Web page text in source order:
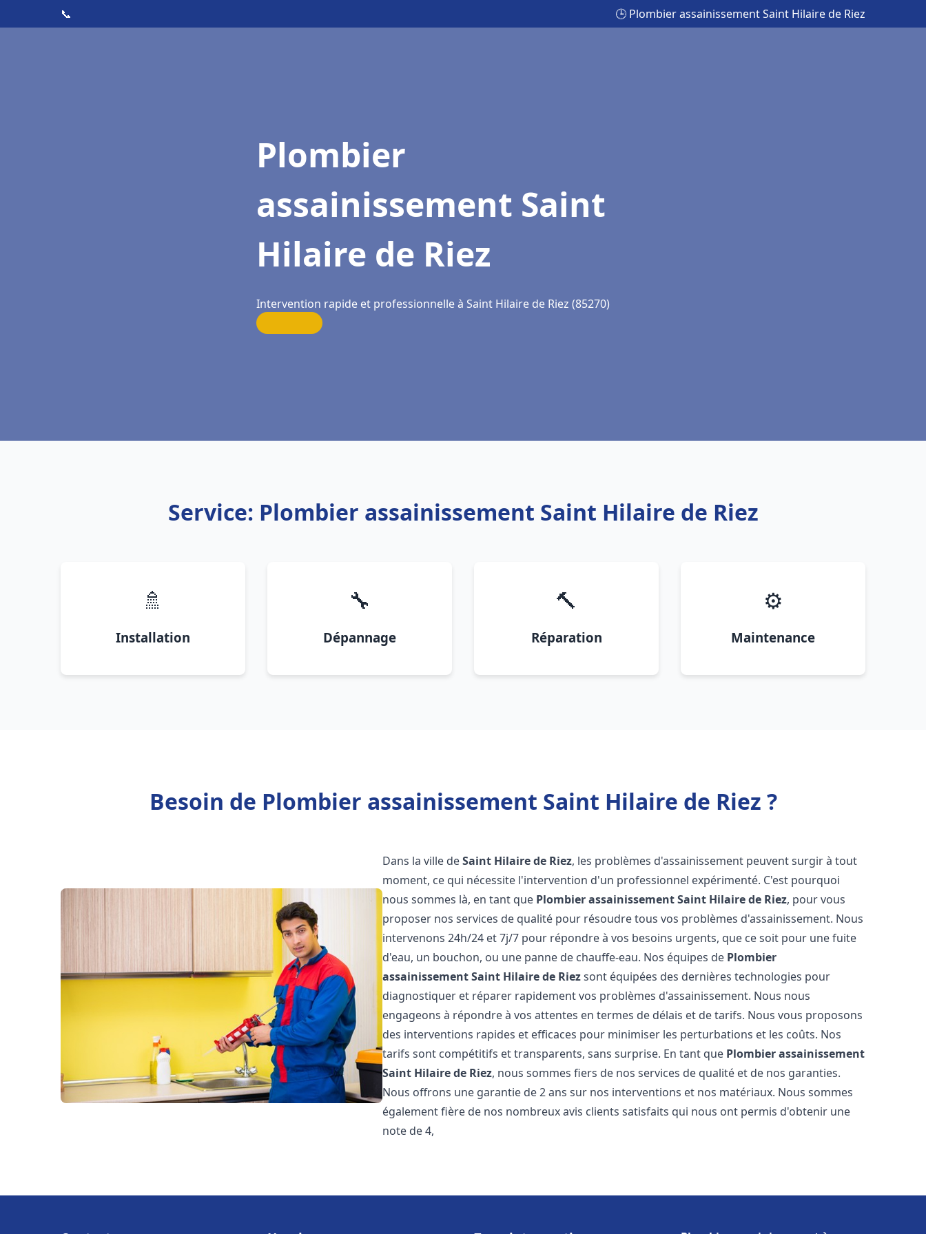
📞 🕒 Plombier assainissement Saint Hilaire de Riez
Plombier
assainissement Saint
Hilaire de Riez
Intervention rapide et professionnelle à Saint Hilaire de Riez (85270)
Service: Plombier assainissement Saint Hilaire de Riez
🚿
Installation
🔧
Dépannage
🔨
Réparation
⚙️
Maintenance
Besoin de Plombier assainissement Saint Hilaire de Riez ?
Dans la ville deSaint Hilaire de Riez, les problèmes d'assainissement peuvent surgir à tout
moment, ce qui nécessite l'intervention d'un professionnel expérimenté. C'est pourquoi
nous sommes là, en tant que Plombier assainissementSaint Hilaire de Riez, pour vous
proposer nos services de qualité pour résoudre tous vos problèmes d'assainissement. Nous
intervenons 24h/24 et 7j/7 pour répondre à vos besoins urgents, que ce soit pour une fuite
d'eau, un bouchon, ou une panne de chauffe-eau. Nos équipes de Plombier
assainissementSaint Hilaire de Riezsont équipées des dernières technologies pour
diagnostiquer et réparer rapidement vos problèmes d'assainissement. Nous nous
engageons à répondre à vos attentes en termes de délais et de tarifs. Nous vous proposons
des interventions rapides et efficaces pour minimiser les perturbations et les coûts. Nos
tarifs sont compétitifs et transparents, sans surprise. En tant que Plombier assainissement
Saint Hilaire de Riez, nous sommes fiers de nos services de qualité et de nos garanties.
Nous offrons une garantie de 2 ans sur nos interventions et nos matériaux. Nous sommes
également fière de nos nombreux avis clients satisfaits qui nous ont permis d'obtenir une
note de 4,